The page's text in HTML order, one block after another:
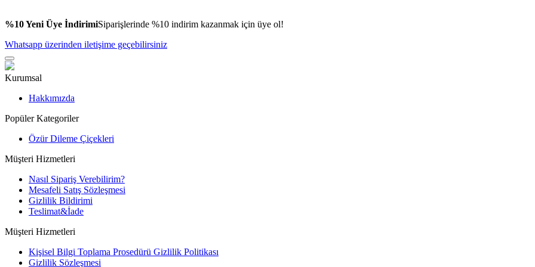
%10 Yeni Üye İndirimiSiparişlerinde %10 indirim kazanmak için üye ol!
Whatsapp üzerinden iletişime geçebilirsiniz
Kurumsal
Hakkımızda
Popüler Kategoriler
Özür Dileme Çiçekleri
Müşteri Hizmetleri
Nasıl Sipariş Verebilirim?
Mesafeli Satış Sözleşmesi
Gizlilik Bildirimi
Teslimat&İade
Müşteri Hizmetleri
Kişisel Bilgi Toplama Prosedürü Gizlilik Politikası
Gizlilik Sözleşmesi